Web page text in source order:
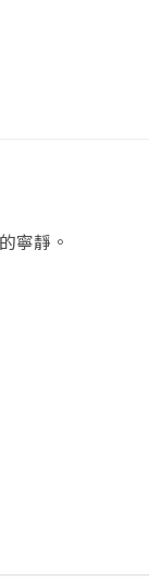
寧靜。